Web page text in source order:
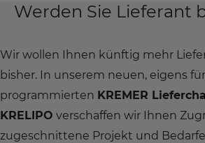
Werden Sie Lieferant
Wir wollen Ihnen künftig mehr
bisher. In unserem neuen, eigens
programmierten KREMER
KRELIPO verschaffen wir Ihnen
zugeschnittene Projekt und